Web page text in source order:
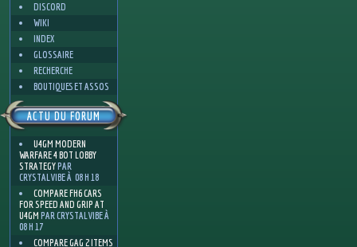
DISCORD
WIKI
INDEX
GLOSSAIRE
RECHERCHE
BOUTIQUES ET ASSOS
ACTU DU FORUM
U4GM MODERN
WARFARE 4 BOT LOBBY
STRATEGYPAR
CRYSTALVIBE À 08 H 18
COMPARE FH6 CARS
FOR SPEED AND GRIP AT
U4GM PAR CRYSTALVIBE À
08 H 17
COMPARE GAG 2 ITEMS